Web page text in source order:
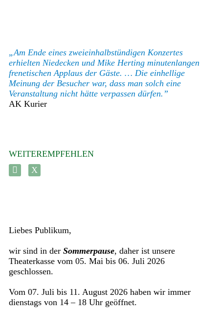
„Am Ende eines zweieinhalbstündigen Konzertes
erhielten Niedecken und Mike Herting minutenlangen
frenetischen Applaus der Gäste. … Die einhellige
Meinung der Besucher war, dass man solch eine
Veranstaltung nicht hätte verpassen dürfen.”
AK Kurier
WEITEREMPFEHLEN
Liebes Publikum,
wir sind in derSommerpause, daher ist unsere
Theaterkasse vom 05. Mai bis 06. Juli 2026
geschlossen.
Vom 07. Juli bis 11. August 2026 haben wir immer
dienstags von 14 – 18 Uhr geöffnet.